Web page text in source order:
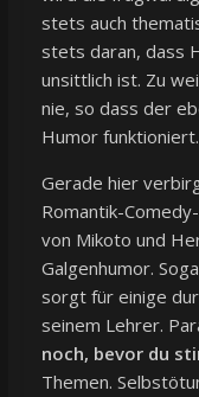
stets auch
stets daran, dass
unsittlich ist. Zu
nie, so dass der
Humor funktioniert.
Gerade hier
Romantik-
von Mikoto und
Galgenhumor.
sorgt für einige
seinem Lehrer.
noch, bevor du
Themen.